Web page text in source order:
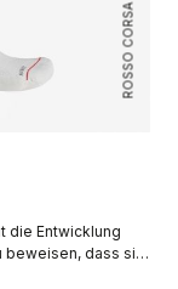
ROSSO CORSA
die Entwicklung
beweisen, dass sie